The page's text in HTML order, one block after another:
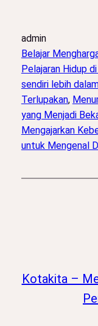
admin
Belajar
Pelajaran Hidup
sendiri lebih
Terlupakan,
yang Menjadi
Mengajarkan
untuk Mengenal
Kotakita –